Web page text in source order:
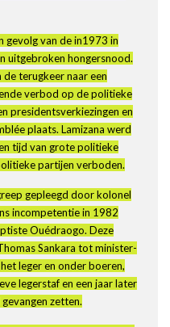
gevolg van de in1973 in
uitgebroken hongersnood.
terugkeer naar een
verbod op de politieke
presidentsverkiezingen en
plaats. Lamizana werd
tijd van grote politieke
partijen verboden.
gepleegd door kolonel
incompetentie in 1982
Ouédraogo. Deze
Sankara tot minister-
leger en onder boeren,
legerstaf en een jaar later
zetten.